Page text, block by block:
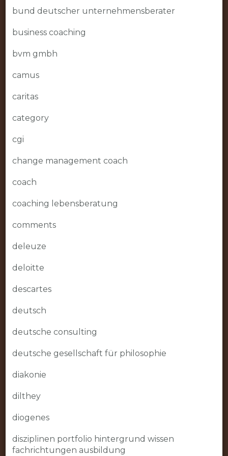
bund deutscher unternehmensberater
business coaching
bvm gmbh
camus
caritas
category
cgi
change management coach
coach
coaching lebensberatung
comments
deleuze
deloitte
descartes
deutsch
deutsche consulting
deutsche gesellschaft für philosophie
diakonie
dilthey
diogenes
disziplinen portfolio hintergrund wissen
fachrichtungen ausbildung